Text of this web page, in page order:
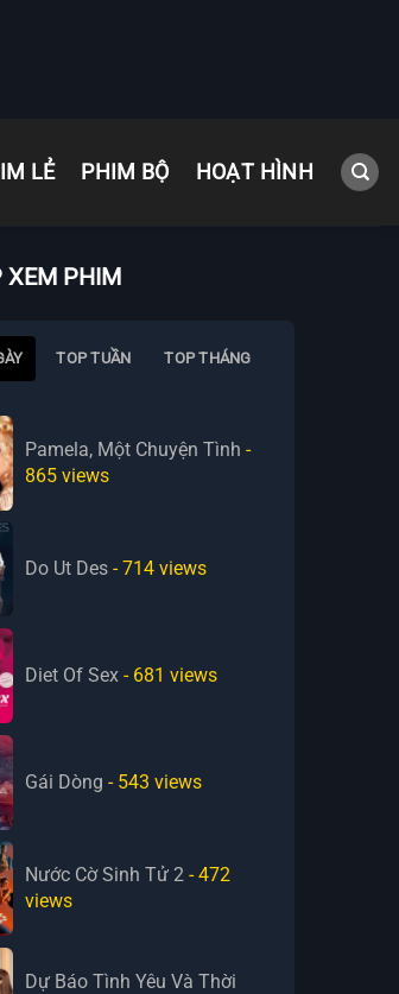
LẺ PHIM BỘ HOẠT HÌNH
XEM PHIM
TOP TUẦN TOP THÁNG
Pamela, Một Chuyện Tình -
865 views
Do Ut Des - 714 views
Diet Of Sex - 681 views
Gái Dòng - 543 views
Nước Cờ Sinh Tử 2 - 472
views
Dự Báo Tình Yêu Và Thời